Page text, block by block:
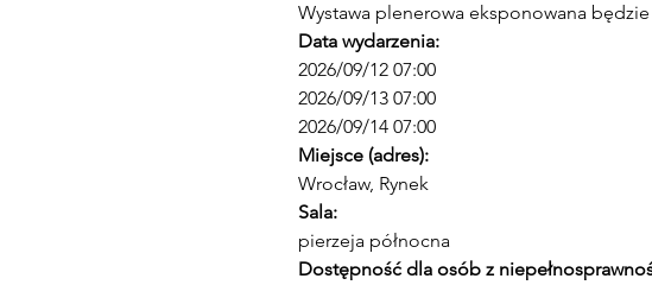
Wystawa plenerowa eksponowana
Data wydarzenia:
2026/09/12 07:00
2026/09/13 07:00
2026/09/14 07:00
Miejsce (adres):
Wrocław, Rynek
Sala:
pierzeja północna
Dostępność dla osób z